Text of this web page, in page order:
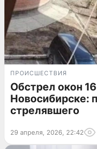
ПРОИСШЕСТВИЯ
Обстрел окон
Новосибирске:
стрелявшего
29 апреля, 2026, 22:42